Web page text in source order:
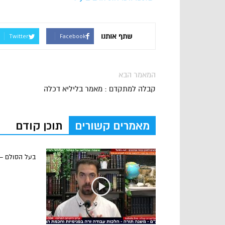
שתף אותנו Facebook
Twitter
המאמר הבא
קבלה למתקדם : מאמר בליליא דכלה
מאמרים קשורים תוכן קודם
בעל הסולם